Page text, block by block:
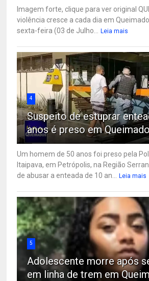
Imagem forte, clique para ver original
violência cresce a cada dia em
sexta-feira (03 de Julho...
Leia mais
4
Suspeito de estuprar
anos é preso em
Um homem de 50 anos foi preso pela
Itaipava, em Petrópolis, na Região
de abusar a enteada de 10 an...
Leia mais
5
Adolescente morre após
em linha de trem em